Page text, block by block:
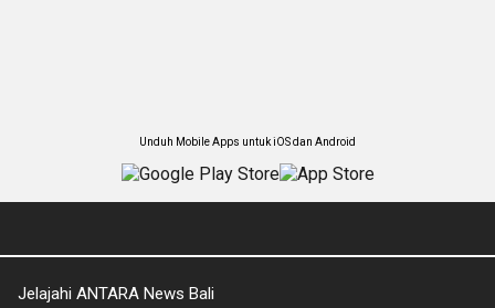
Unduh Mobile Apps untuk iOS dan Android
Jelajahi ANTARA News Bali